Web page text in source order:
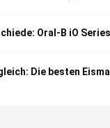
Oral-B iO
Die besten